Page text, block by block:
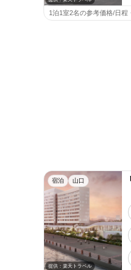
1泊1室2名の参考価格/日
宿泊 山口
提供：楽天トラベル